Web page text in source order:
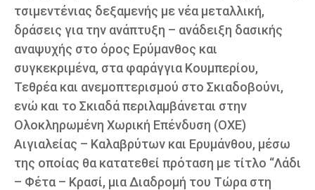
τσιμεντένιας δεξαμενής με νέα μεταλλική,
δράσεις για την ανάπτυξη – ανάδειξη δασικής
αναψυχής στο όρος Ερύμανθος και
συγκεκριμένα, στα φαράγγια Κουμπερίου,
Τεθρέα και ανεμοπτερισμού στο Σκιαδοβούνι,
ενώ και το Σκιαδά περιλαμβάνεται στην
Ολοκληρωμένη Χωρική Επένδυση (ΟΧΕ)
Αιγιαλείας – Καλαβρύτων και Ερυμάνθου, μέσω
της οποίας θα κατατεθεί πρόταση με τίτλο “Λάδι
– Φέτα – Κρασί, μια Διαδρομή του Τώρα στη